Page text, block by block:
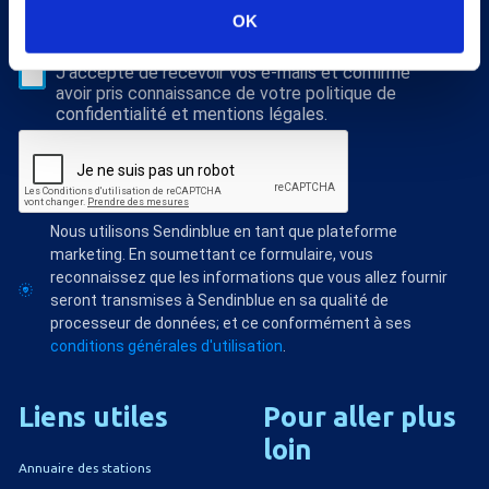
OK
Veuillez renseigner votre adresse email pour vous inscrire. Ex. :
abc@xyz.com
J'accepte de recevoir vos e-mails et confirme
avoir pris connaissance de votre politique de
confidentialité et mentions légales.
Nous utilisons Sendinblue en tant que plateforme
marketing. En soumettant ce formulaire, vous
reconnaissez que les informations que vous allez fournir
seront transmises à Sendinblue en sa qualité de
processeur de données; et ce conformément à ses
conditions générales d'utilisation.
Liens utiles
Annuaire des stations
Pour aller plus
loin